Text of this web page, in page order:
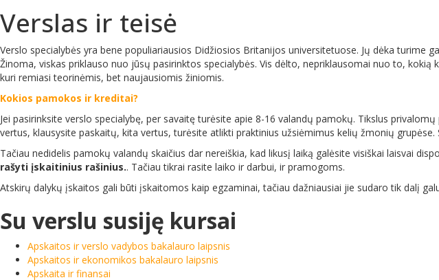
Verslas ir teisė
Verslo specialybės yra bene populiariausios Didžiosios Britanijos universitetuose. Jų dėka
Žinoma, viskas priklauso nuo jūsų pasirinktos specialybės. Vis dėlto, nepriklausomai nuo to, kokią
kuri remiasi teorinėmis, bet naujausiomis žiniomis.
Kokios pamokos ir kreditai?
Jei pasirinksite verslo specialybę, per savaitę turėsite apie 8-16 valandų pamokų. Tikslus
vertus, klausysite paskaitų, kita vertus, turėsite atlikti praktinius užsiėmimus kelių žmonių
Tačiau nedidelis pamokų valandų skaičius dar nereiškia, kad likusį laiką galėsite visiškai laisvai
rašyti įskaitinius rašinius.. Tačiau tikrai rasite laiko ir darbui, ir pramogoms.
Atskirų dalykų įskaitos gali būti įskaitomos kaip egzaminai, tačiau dažniausiai jie sudaro tik dalį
Su verslu susiję kursai
Apskaitos ir verslo vadybos bakalauro laipsnis
Apskaitos ir ekonomikos bakalauro laipsnis
Apskaita ir finansai